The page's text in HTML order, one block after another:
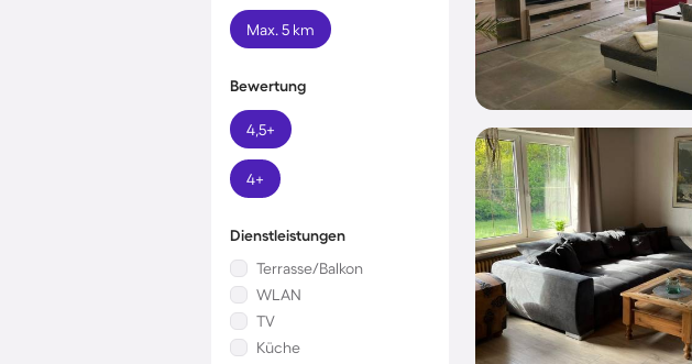
Max. 5 km
Bewertung
4,5+
4+
Dienstleistungen
Terrasse/Balkon
WLAN
TV
Küche